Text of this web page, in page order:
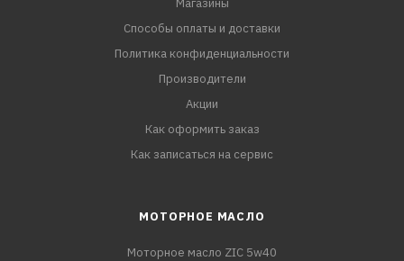
Магазины
Способы оплаты и доставки
Политика конфиденциальности
Производители
Акции
Как оформить заказ
Как записаться на сервис
МОТОРНОЕ МАСЛО
Моторное масло ZIC 5w40